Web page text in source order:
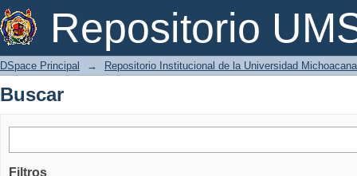
Repositorio
Buscar
DSpace Principal → Repositorio Institucional de la Universidad
Buscar
Filtros